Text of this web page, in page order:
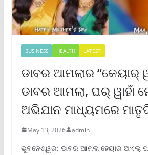
BUSINESS HEALTH LATEST
ଡାବର ଆମଲାର “କେୟାର୍
ଡାବର ଆମଲା, ଘର୍ ୱାହାଁ
ଅଭିଯାନ ମାଧ୍ୟମରେ
May 13, 2026 admin
ଭୁବନେଶ୍ୱର: ଡାବର ଆମଲା ହେୟାର ଅଏଲ୍